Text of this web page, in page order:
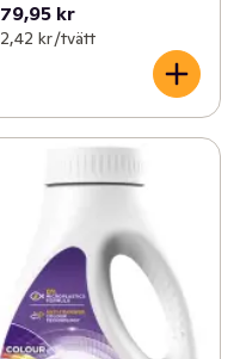
79,95 kr
2,42 kr /tvätt